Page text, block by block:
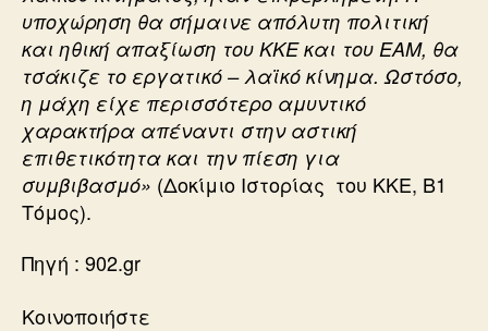
υποχώρηση θα σήμαινε απόλυτη πολιτική
και ηθική απαξίωση του ΚΚΕ και του ΕΑΜ, θα
τσάκιζε το εργατικό – λαϊκό κίνημα. Ωστόσο,
η μάχη είχε περισσότερο αμυντικό
χαρακτήρα απέναντι στην αστική
επιθετικότητα και την πίεση για
συμβιβασμό» (Δοκίμιο Ιστορίας του ΚΚΕ, Β1
Τόμος).
Πηγή : 902.gr
Κοινοποιήστε